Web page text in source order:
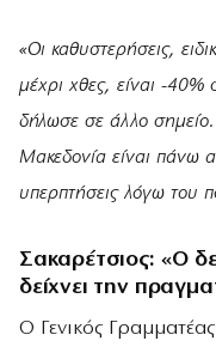
«Οι καθυστερήσεις,
μέχρι χθες, είναι -40%
δήλωσε σε άλλο
Μακεδονία είναι πάνω
υπερπτήσεις λόγω του
Σακαρέτσιος: «Ο
δείχνει την
Ο Γενικός